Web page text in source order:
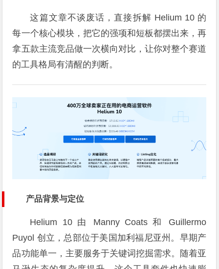
这篇文章不谈废话，直接拆解 Helium 10 的
每一个核心模块，把它的强项和短板都摆出来，再
拿五款主流竞品做一次横向对比，让你对整个赛道
的工具格局有清醒的判断。
产品背景与定位
Helium 10 由 Manny Coats 和 Guillermo
Puyol 创立，总部位于美国加利福尼亚州。早期产
品功能单一，主要服务于关键词挖掘需求。随着亚